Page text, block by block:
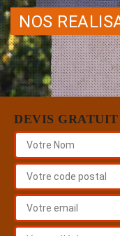
NOS
DEVIS GRATUIT